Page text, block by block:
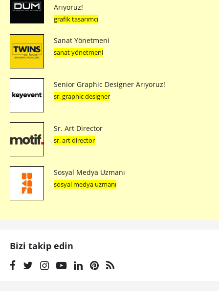
Arıyoruz!
grafik tasarımcı
Sanat Yönetmeni
sanat yönetmeni
Senior Graphic Designer Arıyoruz!
sr. graphic designer
Sr. Art Director
sr. art director
Sosyal Medya Uzmanı
sosyal medya uzmanı
Bizi takip edin